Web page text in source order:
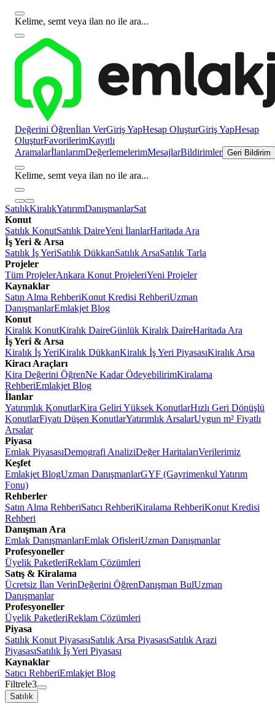
Kelime, semt veya ilan no ile ara...
Değerini Öğrenİlan VerGiriş YapHesap OluşturGiriş YapHesap
OluşturFavorilerimKayıtlı
AramalarİlanlarımDeğerlemelerimMesajlarBildirimler Geri Bildirim
Kelime, semt veya ilan no ile ara...
SatılıkKiralıkYatırımDanışmanlarSat
Konut
Satılık KonutSatılık DaireYeni İlanlarHaritada Ara
İş Yeri & Arsa
Satılık İş YeriSatılık DükkanSatılık ArsaSatılık Tarla
Projeler
Tüm ProjelerAnkara Konut ProjeleriYeni Projeler
Kaynaklar
Satın Alma RehberiKonut Kredisi RehberiUzman
DanışmanlarEmlakjet Blog
Konut
Kiralık KonutKiralık DaireGünlük Kiralık DaireHaritada Ara
İş Yeri & Arsa
Kiralık İş YeriKiralık DükkanKiralık İş Yeri PiyasasıKiralık Arsa
Kiracı Araçları
Kira Değerini ÖğrenNe Kadar ÖdeyebilirimKiralama
RehberiEmlakjet Blog
İlanlar
Yatırımlık KonutlarKira Geliri Yüksek KonutlarHızlı Geri Dönüşlü
KonutlarFiyatı Düşen KonutlarYatırımlık ArsalarUygun m² Fiyatlı
Arsalar
Piyasa
Emlak PiyasasıDemografi AnaliziDeğer HaritalarıVerilerimiz
Keşfet
Emlakjet BlogUzman DanışmanlarGYF (Gayrimenkul Yatırım
Fonu)
Rehberler
Satın Alma RehberiSatıcı RehberiKiralama RehberiKonut Kredisi
Rehberi
Danışman Ara
Emlak DanışmanlarıEmlak OfisleriUzman Danışmanlar
Profesyoneller
Üyelik PaketleriReklam Çözümleri
Satış & Kiralama
Ücretsiz İlan VerinDeğerini ÖğrenDanışman BulUzman
Danışmanlar
Profesyoneller
Üyelik PaketleriReklam Çözümleri
Piyasa
Satılık Konut PiyasasıSatılık Arsa PiyasasıSatılık Arazi
PiyasasıSatılık İş Yeri Piyasası
Kaynaklar
Satıcı RehberiEmlakjet Blog
Filtrele3
Satılık